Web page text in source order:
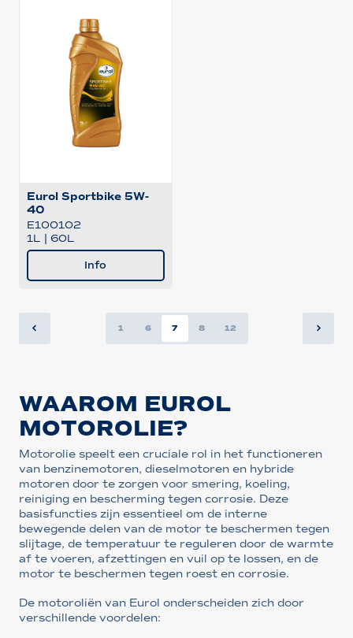
Eurol Sportbike 5W-
40
E100102
1L | 60L
Info
1 6 7 8 12
WAAROM EUROL
MOTOROLIE?
Motorolie speelt een cruciale rol in het functioneren
van benzinemotoren, dieselmotoren en hybride
motoren door te zorgen voor smering, koeling,
reiniging en bescherming tegen corrosie. Deze
basisfuncties zijn essentieel om de interne
bewegende delen van de motor te beschermen tegen
slijtage, de temperatuur te reguleren door de warmte
af te voeren, afzettingen en vuil op te lossen, en de
motor te beschermen tegen roest en corrosie.
De motoroliën van Eurol onderscheiden zich door
verschillende voordelen: